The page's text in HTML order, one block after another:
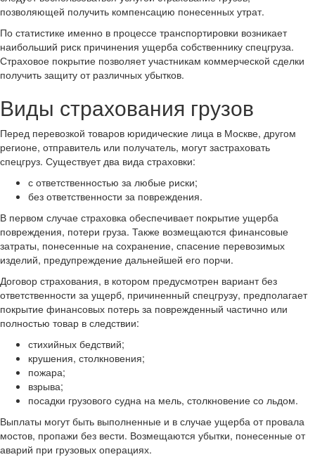
позволяющей получить компенсацию понесенных утрат.
По статистике именно в процессе транспортировки возникает
наибольший риск причинения ущерба собственнику спецгруза.
Страховое покрытие позволяет участникам коммерческой сделки
получить защиту от различных убытков.
Виды страхования грузов
Перед перевозкой товаров юридические лица в Москве, другом
регионе, отправитель или получатель, могут застраховать
спецгруз. Существует два вида страховки:
с ответственностью за любые риски;
без ответственности за повреждения.
В первом случае страховка обеспечивает покрытие ущерба
повреждения, потери груза. Также возмещаются финансовые
затраты, понесенные на сохранение, спасение перевозимых
изделий, предупреждение дальнейшей его порчи.
Договор страхования, в котором предусмотрен вариант без
ответственности за ущерб, причиненный спецгрузу, предполагает
покрытие финансовых потерь за поврежденный частично или
полностью товар в следствии:
стихийных бедствий;
крушения, столкновения;
пожара;
взрыва;
посадки грузового судна на мель, столкновение со льдом.
Выплаты могут быть выполненные и в случае ущерба от провала
мостов, пропажи без вести. Возмещаются убытки, понесенные от
аварий при грузовых операциях.